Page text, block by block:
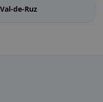
Val-de-Ruz